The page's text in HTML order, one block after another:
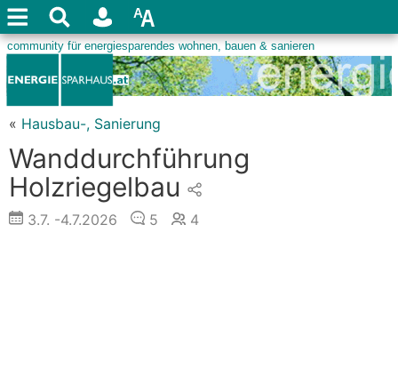
« Hausbau-, Sanierung
Wanddurchführung
Holzriegelbau
3.7. -4.7.2026 5 4